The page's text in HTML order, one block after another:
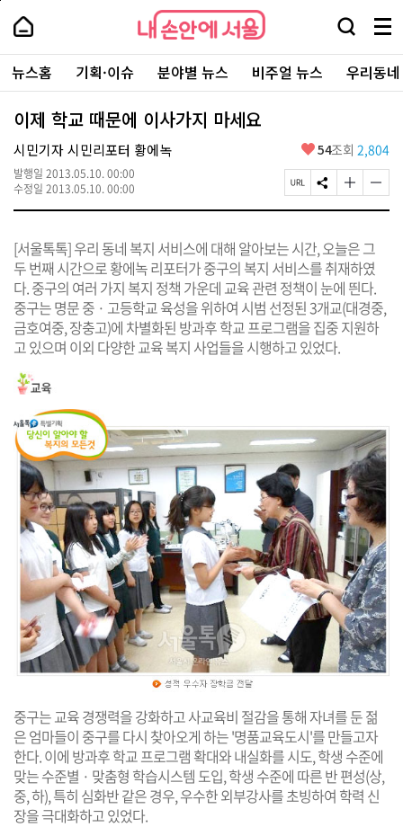
본
로
가
내
손
안
에
서
울
-
서
울
시
대
표
소
털
내
손
에
울
검
창
열
기
메
뉴
전
체
보
주
요
서
뉴스홈 기획·이슈 분야별 뉴스 비주얼 뉴스 우리동
이제 학교 때문에 이사가지 마세요
시민기자 시민리포터 황에녹
발행일 2013.05.10. 00:00
수정일 2013.05.10. 00:00
좋
요
54조회 2,804
페
이
R
L
복
사
S
N
유
하
기
글
자
크
게
변
경
하
기
글
자
경
하
기
[서울톡톡] 우리 동네 복지 서비스에 대해 알아보는 시간, 오늘은 그
두 번째 시간으로 황에녹 리포터가 중구의 복지 서비스를 취재하였
다. 중구의 여러 가지 복지 정책 가운데 교육 관련 정책이 눈에 띈다.
중구는 명문 중 · 고등학교 육성을 위하여 시범 선정된 3개교(대경중,
금호여중, 장충고)에 차별화된 방과후 학교 프로그램을 집중 지원하
고 있으며 이외 다양한 교육 복지 사업들을 시행하고 있었다.
중구는 교육 경쟁력을 강화하고 사교육비 절감을 통해 자녀를 둔 젊
은 엄마들이 중구를 다시 찾아오게 하는 '명품교육도시'를 만들고자
한다. 이에 방과후 학교 프로그램 확대와 내실화를 시도, 학생 수준에
맞는 수준별 · 맞춤형 학습시스템 도입, 학생 수준에 따른 반 편성(상,
중, 하), 특히 심화반 같은 경우, 우수한 외부강사를 초빙하여 학력 신
장을 극대화하고 있었다.
페
상
단
로